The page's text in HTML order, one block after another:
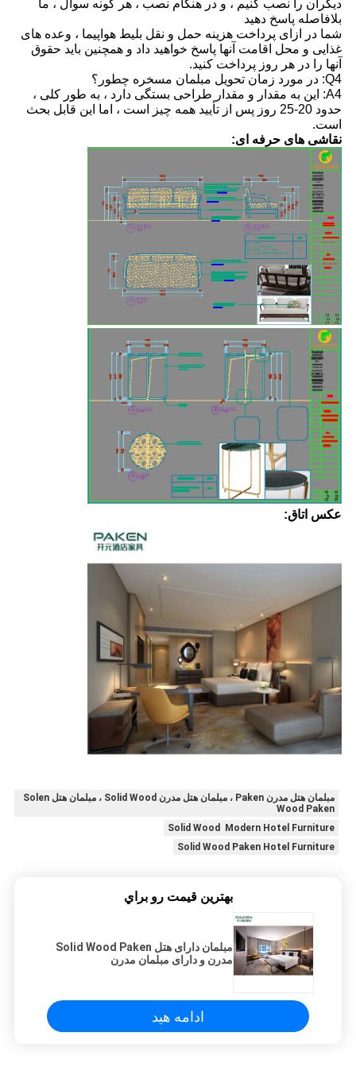
دیگران را نصب کنیم ، و در هنگام نصب ، هر گونه سوال ، ما
بلافاصله پاسخ دهید
شما در ازای پرداخت هزینه حمل و نقل بلیط هواپیما ، وعده های
غذایی و محل اقامت آنها پاسخ خواهید داد و همچنین باید حقوق
آنها را در هر روز پرداخت کنید.
Q4: در مورد زمان تحویل مبلمان مسخره چطور؟
A4: این به مقدار و مقدار طراحی بستگی دارد ، به طور کلی ،
حدود 20-25 روز پس از تأیید همه چیز است ، اما این قابل بحث
است.
نقاشی های حرفه ای:
عکس اتاق:
مبلمان هتل مدرن Paken ، مبلمان هتل مدرن Solid Wood ، مبلمان هتل Solen
Wood Paken
Solid Wood Modern Hotel Furniture
Solid Wood Paken Hotel Furniture
بهترين قيمت رو براي
مبلمان دارای هتل Solid Wood Paken
مدرن و دارای مبلمان مدرن
ادامه هید